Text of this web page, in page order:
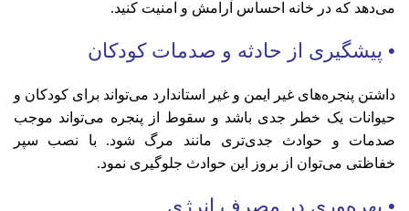
می‌دهد که در خانه احساس آرامش و امنیت کنید.
• پیشگیری از حادثه و صدمات کودکان
داشتن پنجره‌های غیر ایمن و غیر استاندارد می‌تواند برای کودکان و
حیوانات یک خطر جدی باشد و سقوط از پنجره می‌تواند موجب
صدمات و حوادث جدی‌تری مانند مرگ شود. با نصب سپر
خفاظتی می‌توان از بروز این حوادث جلوگیری نمود.
• بهره‌وری در مصرف انرژی